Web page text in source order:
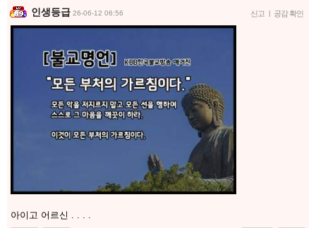
인생등급 26-06-12 06:56 신고 | 공감 확인
아이고 어르신 . . . .